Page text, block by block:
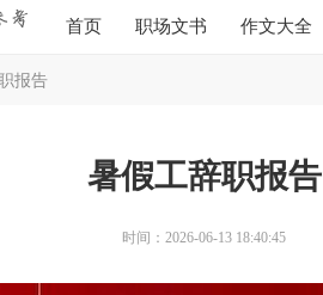
首页 职场文书 作文大全
报告
暑假工辞职报告
时间：2026-06-13 18:40:45